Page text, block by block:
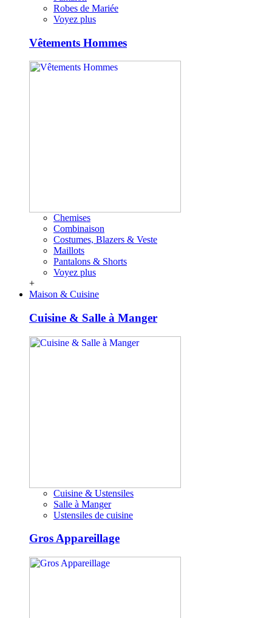
Robes de Mariée
Voyez plus
Vêtements Hommes
Chemises
Combinaison
Costumes, Blazers & Veste
Maillots
Pantalons & Shorts
Voyez plus
+
Maison & Cuisine
Cuisine & Salle à Manger
Cuisine & Ustensiles
Salle à Manger
Ustensiles de cuisine
Gros Appareillage